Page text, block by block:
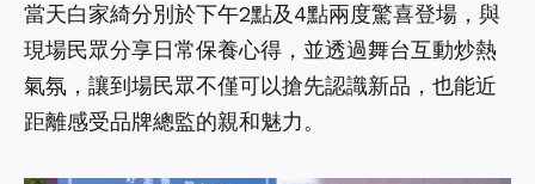
當天白家綺分別於下午2點及4點兩度驚喜登場，與
現場民眾分享日常保養心得，並透過舞台互動炒熱
氣氛，讓到場民眾不僅可以搶先認識新品，也能近
距離感受品牌總監的親和魅力。